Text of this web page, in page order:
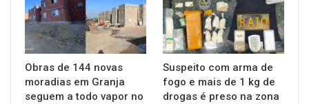
Obras de 144 novas
moradias em Granja
seguem a todo vapor no
Suspeito com arma de
fogo e mais de 1 kg de
drogas é preso na zona